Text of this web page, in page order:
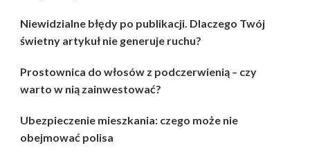
Niewidzialne błędy po publikacji. Dlaczego Twój
świetny artykuł nie generuje ruchu?
Prostownica do włosów z podczerwienią – czy
warto w nią zainwestować?
Ubezpieczenie mieszkania: czego może nie
obejmować polisa